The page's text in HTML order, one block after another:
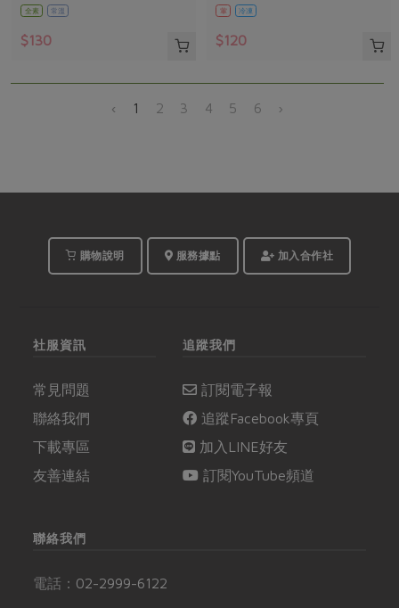
全素 常溫
$130
葷 冷凍
$120
‹ 1 2 3 4 5 6 ›
購物說明 服務據點 加入合作社
社服資訊
常見問題
聯絡我們
下載專區
友善連結
追蹤我們
訂閱電子報
追蹤Facebook專頁
加入LINE好友
訂閱YouTube頻道
聯絡我們
電話： 02-2999-6122